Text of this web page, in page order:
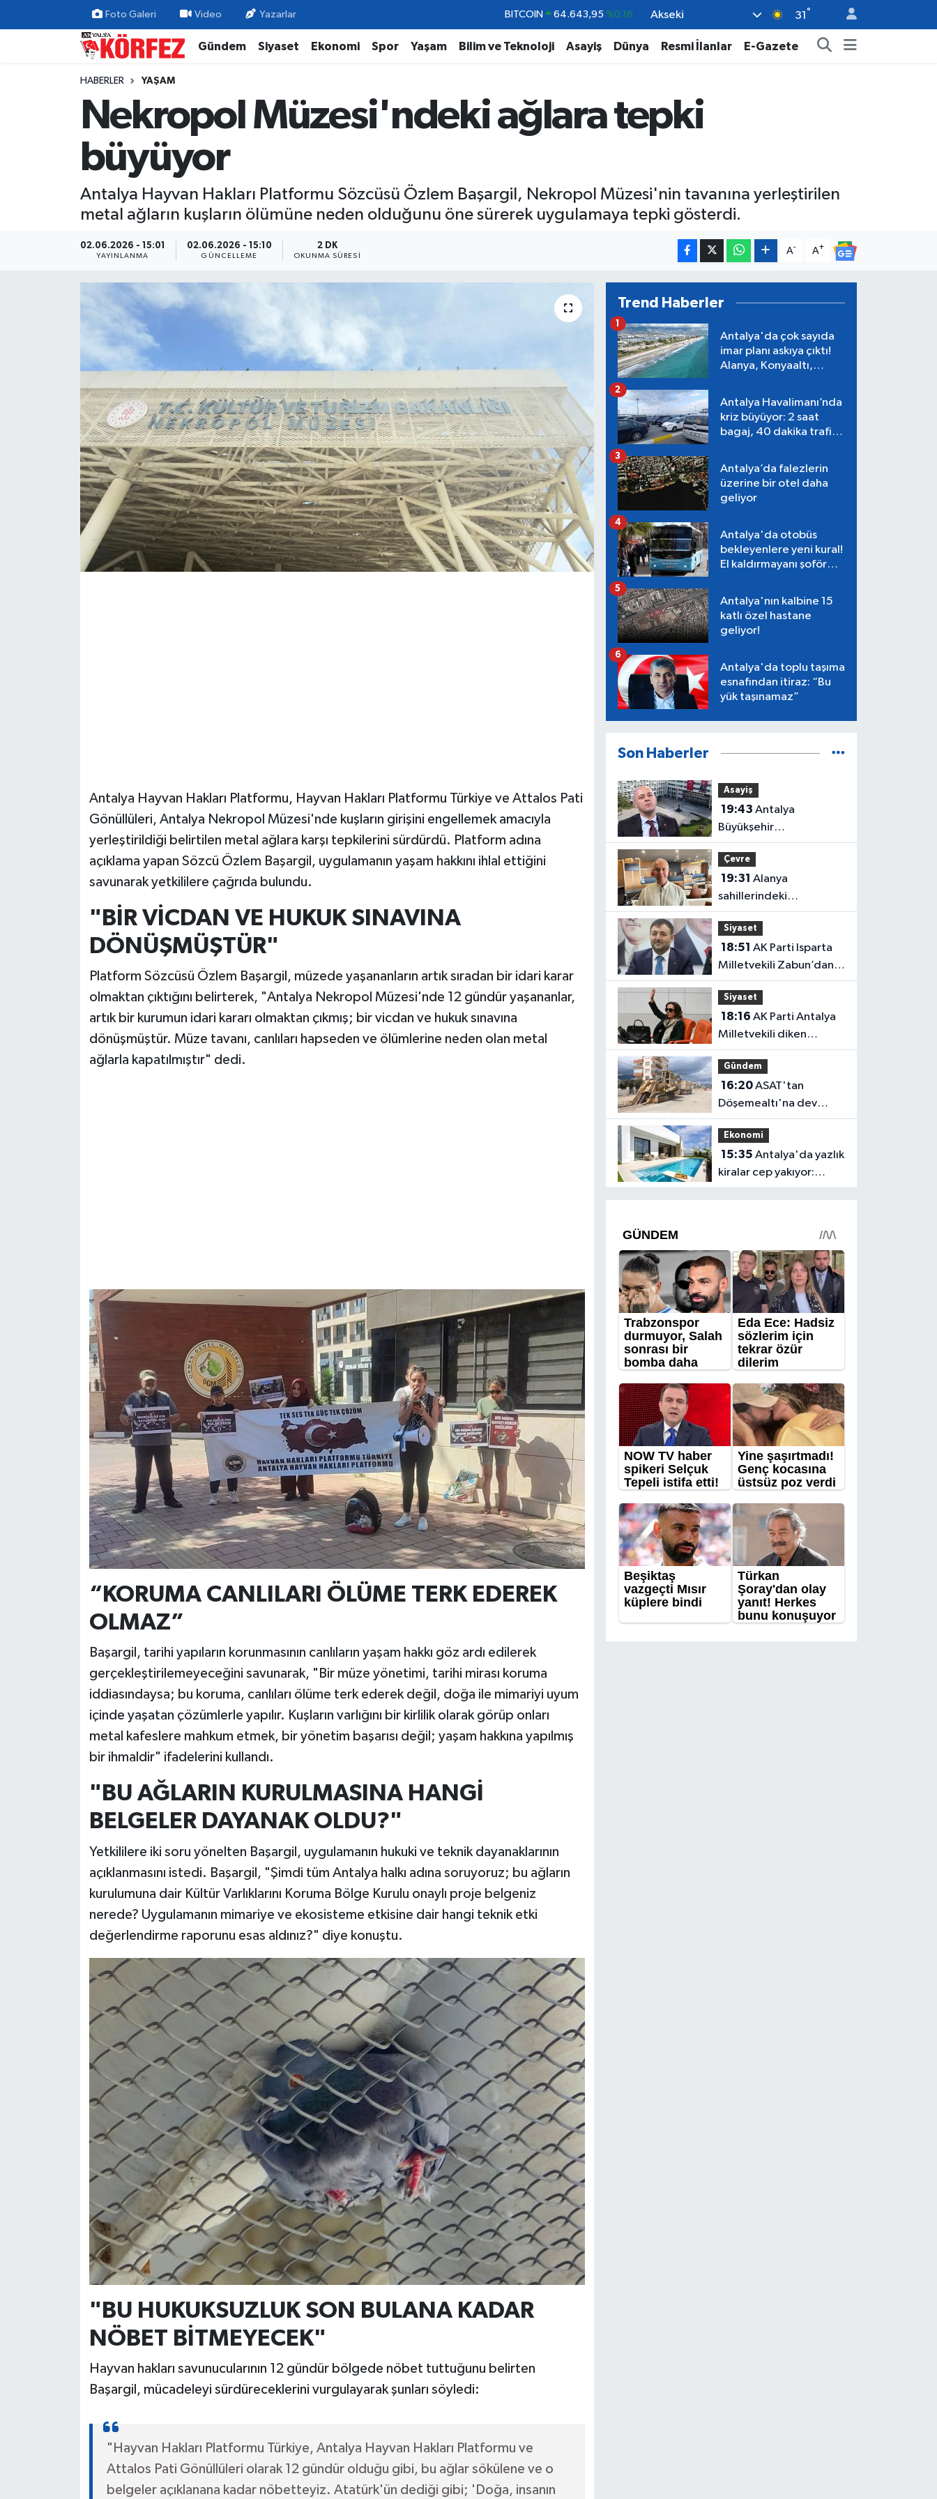
Foto Galeri Video Yazarlar DOLAR 47,6006 %0.06
EURO 55,0250 %0.02
BİST100 13.768 %48
Akseki 31 °
Gündem Siyaset Ekonomi Spor Yaşam Bilim ve Teknoloji Asayiş Dünya Resmi İlanlar E-Gazete
HABERLER YAŞAM
Nekropol Müzesi'ndeki ağlara tepki
büyüyor
Antalya Hayvan Hakları Platformu Sözcüsü Özlem Başargil, Nekropol Müzesi'nin tavanına yerleştirilen
metal ağların kuşların ölümüne neden olduğunu öne sürerek uygulamaya tepki gösterdi.
02.06.2026 - 15:01
YAYINLANMA
02.06.2026 - 15:10
GÜNCELLEME
2 DK
OKUNMA SÜRESI
A- A+
Antalya Hayvan Hakları Platformu, Hayvan Hakları Platformu Türkiye ve Attalos Pati
Gönüllüleri, Antalya Nekropol Müzesi'nde kuşların girişini engellemek amacıyla
yerleştirildiği belirtilen metal ağlara karşı tepkilerini sürdürdü. Platform adına
açıklama yapan Sözcü Özlem Başargil, uygulamanın yaşam hakkını ihlal ettiğini
savunarak yetkililere çağrıda bulundu.
"BİR VİCDAN VE HUKUK SINAVINA
DÖNÜŞMÜŞTÜR"
Platform Sözcüsü Özlem Başargil, müzede yaşananların artık sıradan bir idari karar
olmaktan çıktığını belirterek, "Antalya Nekropol Müzesi'nde 12 gündür yaşananlar,
artık bir kurumun idari kararı olmaktan çıkmış; bir vicdan ve hukuk sınavına
dönüşmüştür. Müze tavanı, canlıları hapseden ve ölümlerine neden olan metal
ağlarla kapatılmıştır" dedi.
“KORUMA CANLILARI ÖLÜME TERK EDEREK
OLMAZ”
Başargil, tarihi yapıların korunmasının canlıların yaşam hakkı göz ardı edilerek
gerçekleştirilemeyeceğini savunarak, "Bir müze yönetimi, tarihi mirası koruma
iddiasındaysa; bu koruma, canlıları ölüme terk ederek değil, doğa ile mimariyi uyum
içinde yaşatan çözümlerle yapılır. Kuşların varlığını bir kirlilik olarak görüp onları
metal kafeslere mahkum etmek, bir yönetim başarısı değil; yaşam hakkına yapılmış
bir ihmaldir" ifadelerini kullandı.
"BU AĞLARIN KURULMASINA HANGİ
BELGELER DAYANAK OLDU?"
Yetkililere iki soru yönelten Başargil, uygulamanın hukuki ve teknik dayanaklarının
açıklanmasını istedi. Başargil, "Şimdi tüm Antalya halkı adına soruyoruz; bu ağların
kurulumuna dair Kültür Varlıklarını Koruma Bölge Kurulu onaylı proje belgeniz
nerede? Uygulamanın mimariye ve ekosisteme etkisine dair hangi teknik etki
değerlendirme raporunu esas aldınız?" diye konuştu.
"BU HUKUKSUZLUK SON BULANA KADAR
NÖBET BİTMEYECEK"
Hayvan hakları savunucularının 12 gündür bölgede nöbet tuttuğunu belirten
Başargil, mücadeleyi sürdüreceklerini vurgulayarak şunları söyledi:
"Hayvan Hakları Platformu Türkiye, Antalya Hayvan Hakları Platformu ve
Attalos Pati Gönüllüleri olarak 12 gündür olduğu gibi, bu ağlar sökülene ve o
belgeler açıklanana kadar nöbetteyiz. Atatürk'ün dediği gibi; 'Doğa, insanın
Trend Haberler
Antalya'da çok sayıda
imar planı askıya çıktı!
Alanya, Konyaaltı,
1
Antalya Havalimanı’nda
kriz büyüyor: 2 saat
bagaj, 40 dakika trafik,
2
Antalya’da falezlerin
üzerine bir otel daha
geliyor
3
Antalya'da otobüs
bekleyenlere yeni kural!
El kaldırmayanı şoför
4
Antalya'nın kalbine 15
katlı özel hastane
geliyor!
5
Antalya'da toplu taşıma
esnafından itiraz: “Bu
yük taşınamaz”
6
Son Haberler
Asayiş
19:43
Büyükşehir
soruşturmasında iki isim
hakkında yeni karar
Çevre
19:31
sahillerindeki
mikroplastik kirliliğinin
kaynağı açıklandı
Siyaset
18:51
Milletvekili Zabun’dan
Antalya mesajı: “Ne
dediysek o”
Siyaset
18:16
Milletvekili diken
üstünde!
Gündem
16:20ASAT'tan
Döşemealtı'na dev
yatırım
Ekonomi
15:35
kiralar cep yakıyor:
Günlüğü 65 bin, aylığı
Gündem
Yerel Yönetim
Magazin
Kültür ve Sanat
Sivil Toplum
Nöbetçi Eczaneler
Trafik Durumu
Süper Lig Puan Durumu ve Fikstür
Tüm Manşetler